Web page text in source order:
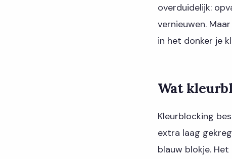
overduidelijk:
vernieuwen.
in het donker je
Wat
Kleurblocking
extra laag
blauw blokje.